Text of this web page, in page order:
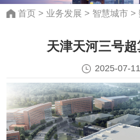
首页 > 业务发展 > 智慧城市>
天津天河三号
2025-07-11